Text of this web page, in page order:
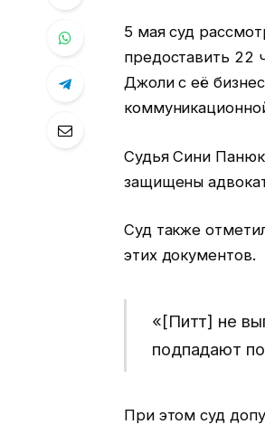
5 мая суд
предоставить 22
Джоли с её
Судья Сини
защищены
Суд также
этих документов.
«[Питт] не
подпадают
При этом суд